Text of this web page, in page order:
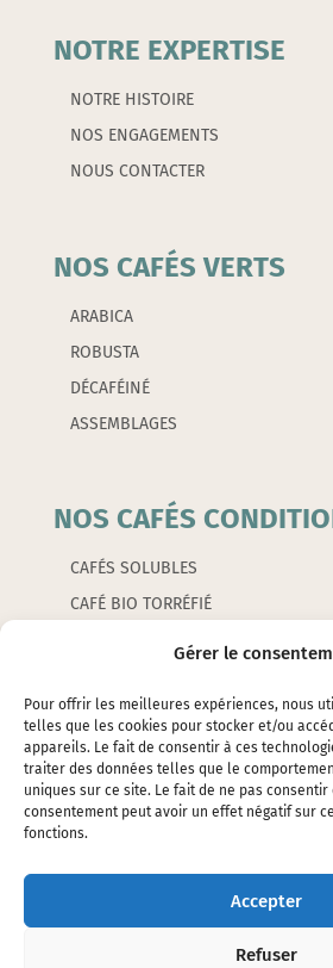
Gérer le
Pour offrir les meilleures expériences, nous
telles que les cookies pour stocker et/ou
appareils. Le fait de consentir à ces
traiter des données telles que le
uniques sur ce site. Le fait de ne pas
consentement peut avoir un effet négatif sur
fonctions.
Accepter
Refuser
NOTRE EXPERTISE
NOTRE HISTOIRE
NOS ENGAGEMENTS
NOUS CONTACTER
NOS CAFÉS VERTS
ARABICA
ROBUSTA
DÉCAFÉINÉ
ASSEMBLAGES
NOS CAFÉS
CAFÉS SOLUBLES
CAFÉ BIO TORRÉFIÉ
LES ACCESSOIRES
EMBALLAGES
CAFETIERES ET PETITS ACCESSOIRES